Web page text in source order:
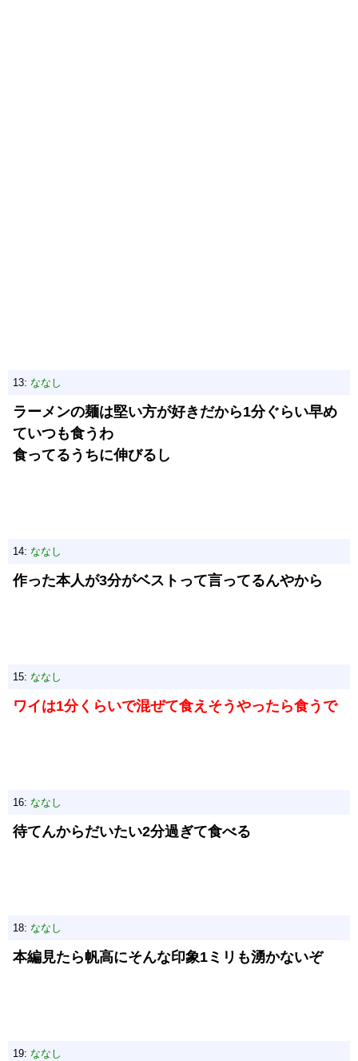
13: ななし
ラーメンの麺は堅い方が好きだから1分ぐらい早め
ていつも食うわ
食ってるうちに伸びるし
14: ななし
作った本人が3分がベストって言ってるんやから
15: ななし
ワイは1分くらいで混ぜて食えそうやったら食うで
16: ななし
待てんからだいたい2分過ぎて食べる
18: ななし
本編見たら帆高にそんな印象1ミリも湧かないぞ
19: ななし